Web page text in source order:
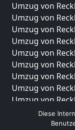
Umzug von
Umzug von
Umzug von
Umzug von
Umzug von
Umzug von
Umzug von
Umzug von
Umzug von
Umzug von
Diese